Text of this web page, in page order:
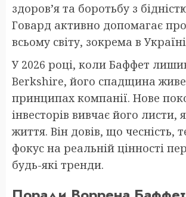
здоров’я та боротьбу з
Говард активно допомагає
всьому світу, зокрема в
У 2026 році, коли Баффет
Berkshire, його спадщина
принципах компанії. Нове
інвесторів вивчає його листи,
життя. Він довів, що чесність,
фокус на реальній цінності
будь-які тренди.